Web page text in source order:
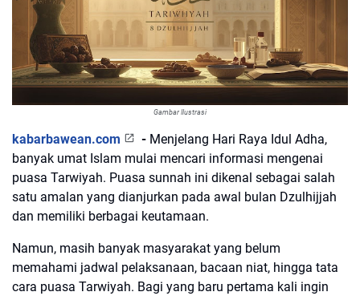
Gambar Ilustrasi
kabarbawean.com - Menjelang Hari Raya Idul Adha,
banyak umat Islam mulai mencari informasi mengenai
puasa Tarwiyah. Puasa sunnah ini dikenal sebagai salah
satu amalan yang dianjurkan pada awal bulan Dzulhijjah
dan memiliki berbagai keutamaan.
Namun, masih banyak masyarakat yang belum
memahami jadwal pelaksanaan, bacaan niat, hingga tata
cara puasa Tarwiyah. Bagi yang baru pertama kali ingin